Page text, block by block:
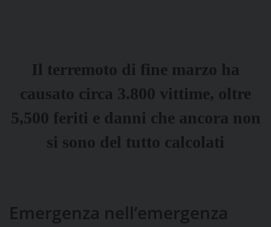
Il terremoto di fine marzo ha
causato circa 3.800 vittime, oltre
5,500 feriti e danni che ancora non
si sono del tutto calcolati
Emergenza nell’emergenza